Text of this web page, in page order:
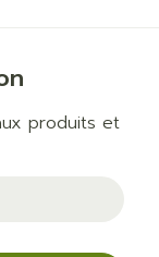
produits et